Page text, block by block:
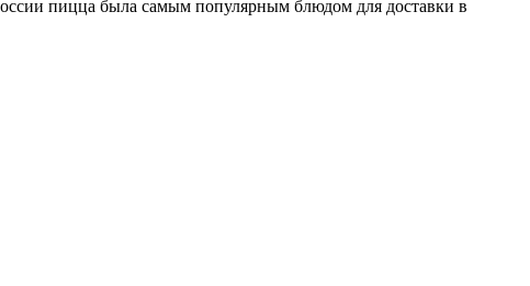
пицца была самым популярным блюдом для доставки в